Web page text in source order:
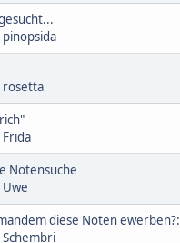
pinopsida
rosetta
Frida
Notensuche
Uwe
diese Noten ewerben?:
Schembri